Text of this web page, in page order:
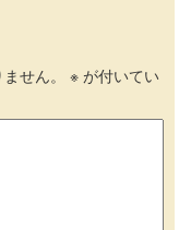
せん。 ※ が付いてい